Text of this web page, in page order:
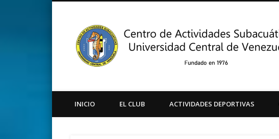
Youtube
INICIO EL CLUB ACTIVIDADES DEPORTIVAS